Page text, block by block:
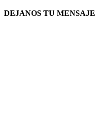
DEJANOS TU MENSAJE